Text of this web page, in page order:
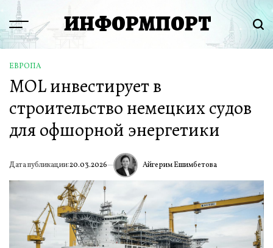
Перейти
содержимому
Menu ИНФОРМПОРТ
ОПУБЛИКОВАНО
В
ЕВРОПА
MOL инвестирует в
строительство немецких судов
для офшорной энергетики
Дата публикации:20.03.2026 ИА Айгерим Ешимбетова